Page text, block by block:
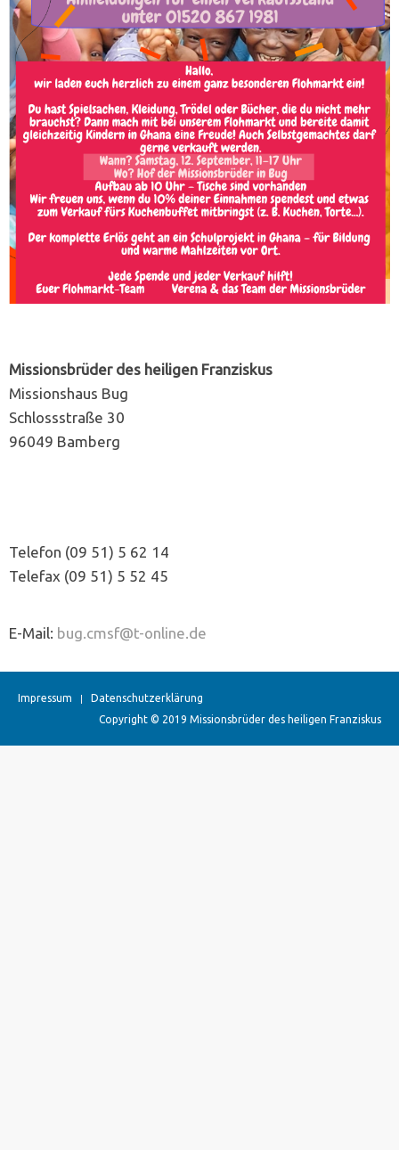
Missionsbrüder des heiligen Franziskus
Missionshaus Bug
Schlossstraße 30
96049 Bamberg
Telefon (09 51) 5 62 14
Telefax (09 51) 5 52 45
E-Mail: bug.cmsf@t-online.de
Impressum
Datenschutzerklärung
Copyright © 2019 Missionsbrüder des heiligen Franziskus